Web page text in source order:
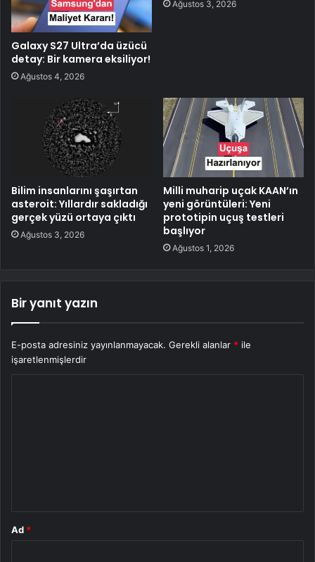
Galaxy S27 Ultra’da üzücü
detay: Bir kamera eksiliyor!
Ağustos 4, 2026
Ağustos 3, 2026
Bilim insanlarını şaşırtan
asteroit: Yıllardır sakladığı
gerçek yüzü ortaya çıktı
Ağustos 3, 2026
Milli muharip uçak KAAN’ın
yeni görüntüleri: Yeni
prototipin uçuş testleri
başlıyor
Ağustos 1, 2026
Bir yanıt yazın
E-posta adresiniz yayınlanmayacak. Gerekli alanlar * ile
işaretlenmişlerdir
Ad *